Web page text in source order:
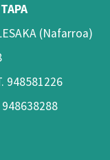
(Nafarroa)
948581226